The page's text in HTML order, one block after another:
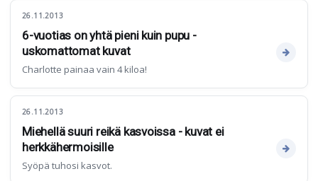
26.11.2013
6-vuotias on yhtä pieni kuin pupu -
uskomattomat kuvat
Charlotte painaa vain 4 kiloa!
26.11.2013
Miehellä suuri reikä kasvoissa - kuvat ei
herkkähermoisille
Syöpä tuhosi kasvot.